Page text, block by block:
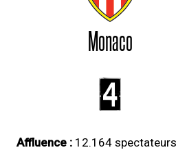
Monaco
4
Affluence : 12.164 spectateurs